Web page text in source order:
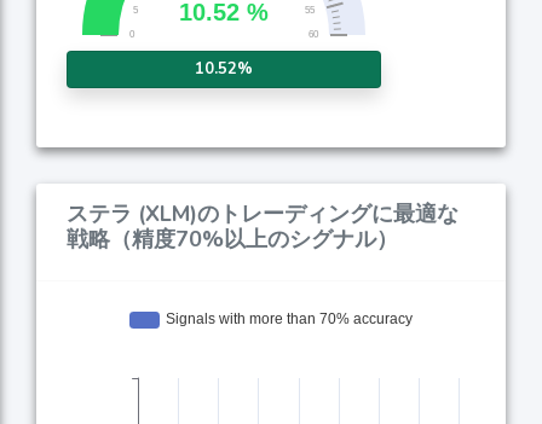
10.52%
ステラ (XLM)のトレーディングに最適な
戦略（精度70%以上のシグナル）